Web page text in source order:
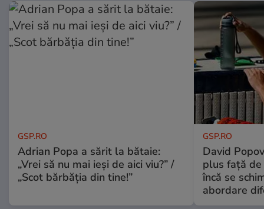
GSP.RO
Adrian Popa a sărit la bătaie:
„Vrei să nu mai ieși de aici viu?” /
„Scot bărbăția din tine!”
GSP.RO
David
plus față de
încă se
abordare